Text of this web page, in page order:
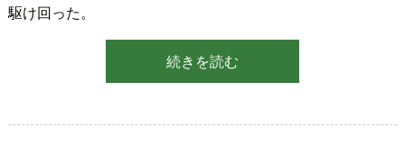
駆け回った。
続きを読む